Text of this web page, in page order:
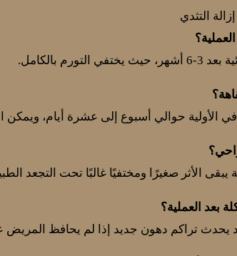
التثدي
بالكامل.
الأولية حوالي أسبوع إلى عشرة أيام، ويمكن
يبقى الأثر صغيرًا ومختفيًا غالبًا تحت التجعد
يحدث تراكم دهون جديد إذا لم يحافظ